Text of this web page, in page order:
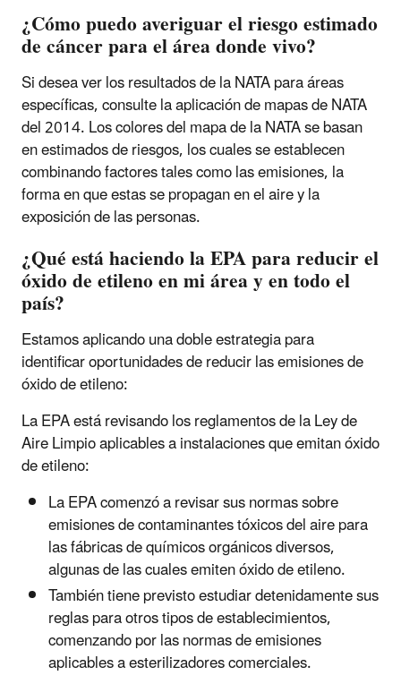
¿Cómo puedo averiguar el riesgo estimado
de cáncer para el área donde vivo?
Si desea ver los resultados de la NATA para áreas
específicas, consulte la aplicación de mapas de NATA
del 2014. Los colores del mapa de la NATA se basan
en estimados de riesgos, los cuales se establecen
combinando factores tales como las emisiones, la
forma en que estas se propagan en el aire y la
exposición de las personas.
¿Qué está haciendo la EPA para reducir el
óxido de etileno en mi área y en todo el
país?
Estamos aplicando una doble estrategia para
identificar oportunidades de reducir las emisiones de
óxido de etileno:
La EPA está revisando los reglamentos de la Ley de
Aire Limpio aplicables a instalaciones que emitan óxido
de etileno:
La EPA comenzó a revisar sus normas sobre
emisiones de contaminantes tóxicos del aire para
las fábricas de químicos orgánicos diversos,
algunas de las cuales emiten óxido de etileno.
También tiene previsto estudiar detenidamente sus
reglas para otros tipos de establecimientos,
comenzando por las normas de emisiones
aplicables a esterilizadores comerciales.